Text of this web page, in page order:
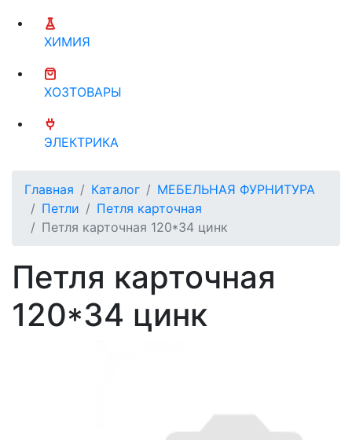
ХИМИЯ
ХОЗТОВАРЫ
ЭЛЕКТРИКА
Главная Каталог
МЕБЕЛЬНАЯ ФУРНИТУРА
Петли
Петля карточная
Петля карточная 120*34 цинк
Петля карточная
120*34 цинк